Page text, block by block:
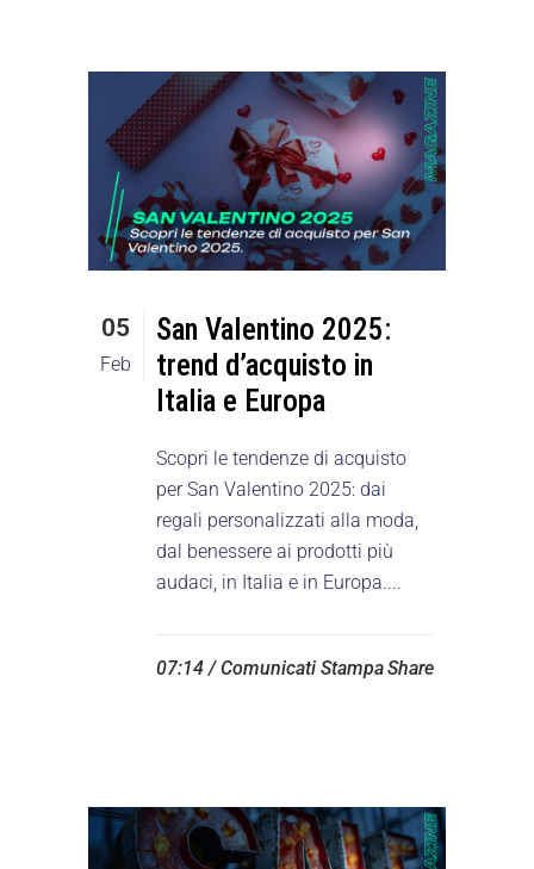
05
Feb
San Valentino 2025:
trend d’acquisto in
Italia e Europa
Scopri le tendenze di acquisto
per San Valentino 2025: dai
regali personalizzati alla moda,
dal benessere ai prodotti più
audaci, in Italia e in Europa....
07:14 /Comunicati StampaShare